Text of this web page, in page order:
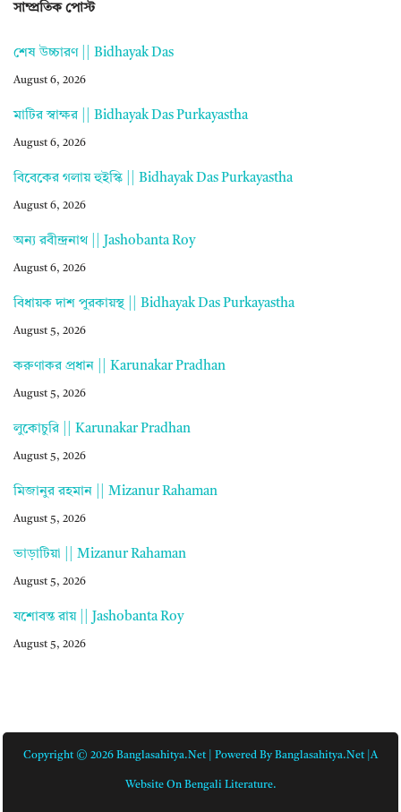
সাম্প্রতিক পোস্ট
শেষ উচ্চারণ || Bidhayak Das
August 6, 2026
মাটির স্বাক্ষর || Bidhayak Das Purkayastha
August 6, 2026
বিবেকের গলায় হুইস্কি || Bidhayak Das Purkayastha
August 6, 2026
অন্য রবীন্দ্রনাথ || Jashobanta Roy
August 6, 2026
বিধায়ক দাশ পুরকায়স্থ || Bidhayak Das Purkayastha
August 5, 2026
করুণাকর প্রধান || Karunakar Pradhan
August 5, 2026
লুকোচুরি || Karunakar Pradhan
August 5, 2026
মিজানুর রহমান || Mizanur Rahaman
August 5, 2026
ভাড়াটিয়া || Mizanur Rahaman
August 5, 2026
যশোবন্ত রায় || Jashobanta Roy
August 5, 2026
Copyright © 2026 Banglasahitya.net | Powered By Banglasahitya.net |A
Website On Bengali Literature.